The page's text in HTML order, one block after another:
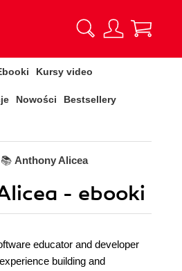
Kursy video
Nowości Bestsellery
Anthony Alicea
- ebooki
educator and developer
building and